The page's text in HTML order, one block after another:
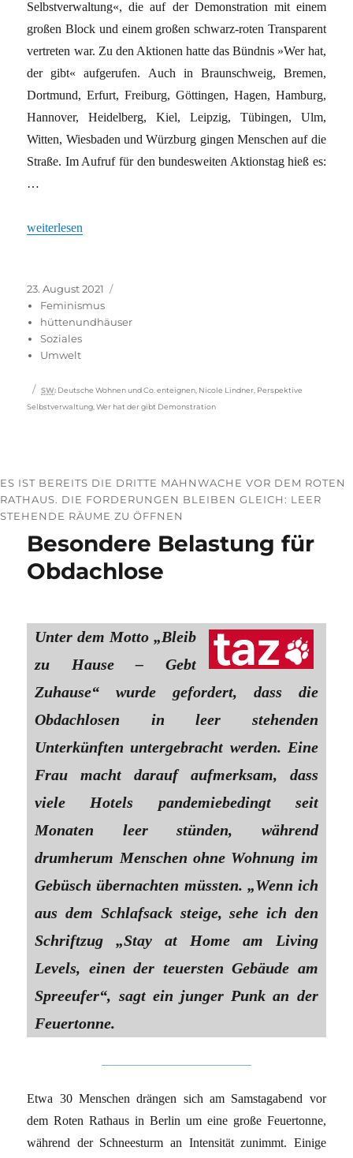
Selbstverwaltung«, die auf der Demonstration mit einem
großen Block und einem großen schwarz-roten Transparent
vertreten war. Zu den Aktionen hatte das Bündnis »Wer hat,
der gibt« aufgerufen. Auch in Braunschweig, Bremen,
Dortmund, Erfurt, Freiburg, Göttingen, Hagen, Hamburg,
Hannover, Heidelberg, Kiel, Leipzig, Tübingen, Ulm,
Witten, Wiesbaden und Würzburg gingen Menschen auf die
Straße. Im Aufruf für den bundesweiten Aktionstag hieß es:
…
„Den Reichen die Rechnung präsentieren“
weiterlesen
Veröffentlicht
am
23. August 2021
Feminismus
hüttenundhäuser
Soziales
Umwelt
Schlagwörter
SW: Deutsche Wohnen und Co. enteignen, Nicole Lindner, Perspektive
Selbstverwaltung,Wer hat der gibt Demonstration
ES IST BEREITS DIE DRITTE MAHNWACHE VOR DEM ROTEN
RATHAUS. DIE FORDERUNGEN BLEIBEN GLEICH: LEER
STEHENDE RÄUME ZU ÖFFNEN
Besondere Belastung für
Obdachlose
Unter dem Motto „Bleib
zu Hause – Gebt
Zuhause“ wurde gefordert, dass die
Obdachlosen in leer stehenden
Unterkünften untergebracht werden. Eine
Frau macht darauf aufmerksam, dass
viele Hotels pandemiebedingt seit
Monaten leer stünden, während
drumherum Menschen ohne Wohnung im
Gebüsch übernachten müssten. „Wenn ich
aus dem Schlafsack steige, sehe ich den
Schriftzug „Stay at Home am Living
Levels, einen der teuersten Gebäude am
Spreeufer“, sagt ein junger Punk an der
Feuertonne.
Etwa 30 Menschen drängen sich am Samstagabend vor
dem Roten Rathaus in Berlin um eine große Feuertonne,
während der Schneesturm an Intensität zunimmt. Einige